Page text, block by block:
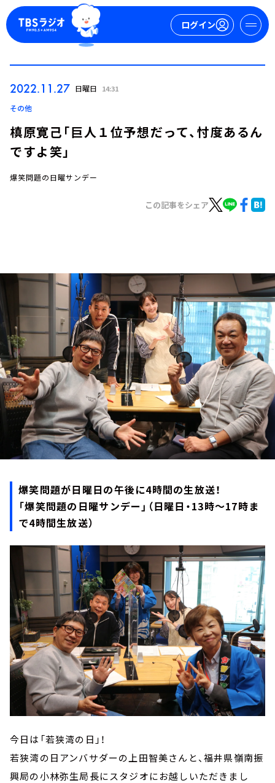
ログイン
お知らせ
イベント・グッズ
YouTube
会社情報
2022.11.27 日曜日 14:31
その他
槙原寛己「巨人１位予想だって、忖度あるん
ですよ笑」
爆笑問題の日曜サンデー
この記事をシェア
爆笑問題が日曜日の午後に4時間の生放送！
「爆笑問題の日曜サンデー」（日曜日・13時～17時ま
で4時間生放送）
今日は「若狭湾の日」！
若狭湾の日アンバサダーの上田智美さんと、福井県嶺南振
興局の小林弥生局長にスタジオにお越しいただきまし